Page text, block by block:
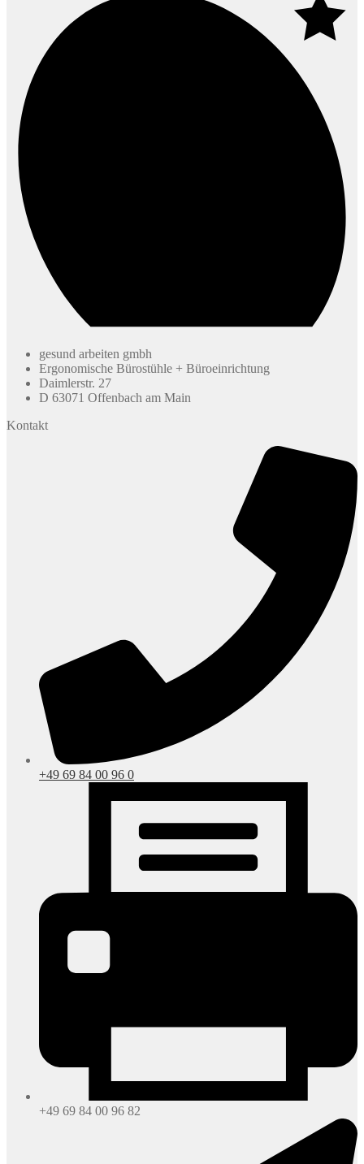
gesund arbeiten gmbh
Ergonomische Bürostühle + Büroeinrichtung
Daimlerstr. 27
D 63071 Offenbach am Main
Kontakt
+49 69 84 00 96 0
+49 69 84 00 96 82